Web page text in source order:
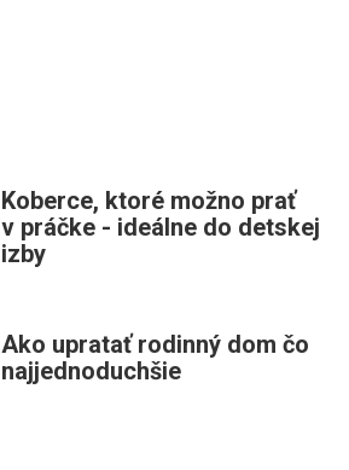
Koberce, ktoré možno prať
v práčke - ideálne do detskej
izby
Ako upratať rodinný dom čo
najjednoduchšie